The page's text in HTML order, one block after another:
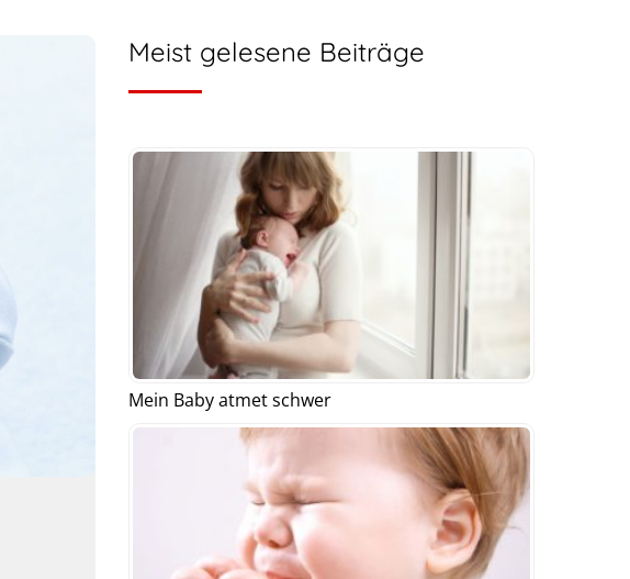
Meist gelesene Beiträge
Mein Baby atmet schwer